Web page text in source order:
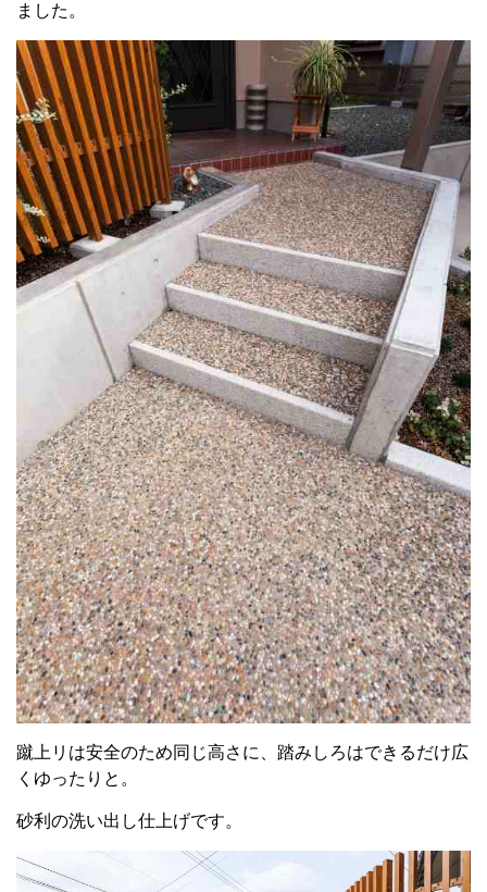
ました。
蹴上リは安全のため同じ高さに、踏みしろはできるだけ広
くゆったりと。
砂利の洗い出し仕上げです。